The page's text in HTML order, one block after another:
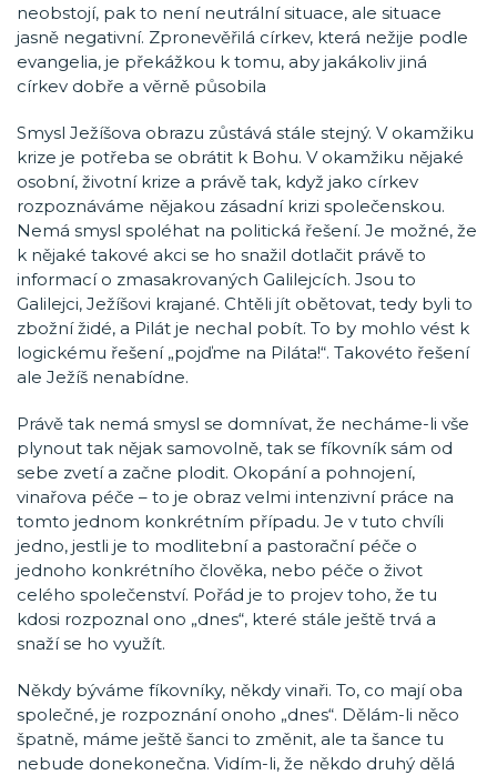
neobstojí, pak to není neutrální situace, ale situace
jasně negativní. Zpronevěřilá církev, která nežije podle
evangelia, je překážkou k tomu, aby jakákoliv jiná
církev dobře a věrně působila
Smysl Ježíšova obrazu zůstává stále stejný. V okamžiku
krize je potřeba se obrátit k Bohu. V okamžiku nějaké
osobní, životní krize a právě tak, když jako církev
rozpoznáváme nějakou zásadní krizi společenskou.
Nemá smysl spoléhat na politická řešení. Je možné, že
k nějaké takové akci se ho snažil dotlačit právě to
informací o zmasakrovaných Galilejcích. Jsou to
Galilejci, Ježíšovi krajané. Chtěli jít obětovat, tedy byli to
zbožní židé, a Pilát je nechal pobít. To by mohlo vést k
logickému řešení „pojďme na Piláta!“. Takovéto řešení
ale Ježíš nenabídne.
Právě tak nemá smysl se domnívat, že necháme-li vše
plynout tak nějak samovolně, tak se fíkovník sám od
sebe zvetí a začne plodit. Okopání a pohnojení,
vinařova péče – to je obraz velmi intenzivní práce na
tomto jednom konkrétním případu. Je v tuto chvíli
jedno, jestli je to modlitební a pastorační péče o
jednoho konkrétního člověka, nebo péče o život
celého společenství. Pořád je to projev toho, že tu
kdosi rozpoznal ono „dnes“, které stále ještě trvá a
snaží se ho využít.
Někdy býváme fíkovníky, někdy vinaři. To, co mají oba
společné, je rozpoznání onoho „dnes“. Dělám-li něco
špatně, máme ještě šanci to změnit, ale ta šance tu
nebude donekonečna. Vidím-li, že někdo druhý dělá